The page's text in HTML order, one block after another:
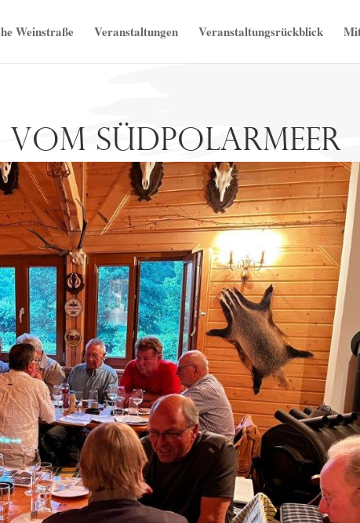
Weinstraße Veranstaltungen Veranstaltungsrückblick
vom Südpolarmeer